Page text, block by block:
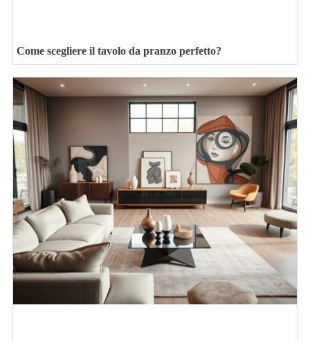
Come scegliere il tavolo da pranzo perfetto?